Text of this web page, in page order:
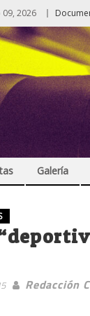
2026
Galería
Redacción